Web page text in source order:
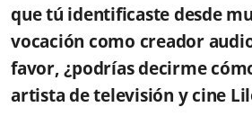
que tú identificaste desde
vocación como creador
favor, ¿podrías decirme
artista de televisión y cine